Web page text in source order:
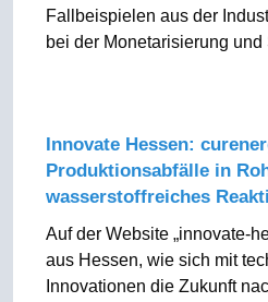
Fallbeispielen aus der
bei der Monetarisierung und
Innovate Hessen:
Produktionsabfälle in
wasserstoffreiches
Auf der Website „innovate-
aus Hessen, wie sich mit
Innovationen die Zukunft